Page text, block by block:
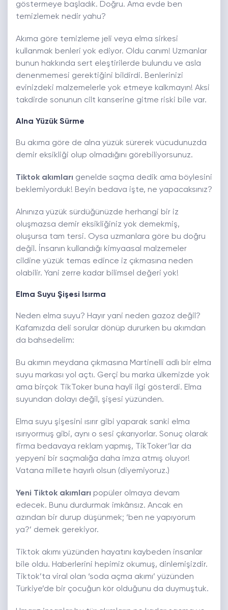
göstermeye başladık. Doğru. Ama evde ben
temizlemek nedir yahu?
Akıma göre temizleme jeli veya elma sirkesi
kullanmak benleri yok ediyor. Oldu canım! Uzmanlar
bunun hakkında sert eleştirilerde bulundu ve asla
denenmemesi gerektiğini bildirdi. Benlerinizi
evinizdeki malzemelerle yok etmeye kalkmayın! Aksi
takdirde sonunun cilt kanserine gitme riski bile var.
Alna Yüzük Sürme
Bu akıma göre de alna yüzük sürerek vücudunuzda
demir eksikliği olup olmadığını görebiliyorsunuz.
Tiktok akımları genelde saçma dedik ama böylesini
beklemiyorduk! Beyin bedava işte, ne yapacaksınız?
Alnınıza yüzük sürdüğünüzde herhangi bir iz
oluşmazsa demir eksikliğiniz yok demekmiş,
oluşursa tam tersi. Oysa uzmanlara göre bu doğru
değil. İnsanın kullandığı kimyaasal malzemeler
cildine yüzük temas edince iz çıkmasına neden
olabilir. Yani zerre kadar bilimsel değeri yok!
Elma Suyu Şişesi Isırma
Neden elma suyu? Hayır yani neden gazoz değil?
Kafamızda deli sorular dönüp dururken bu akımdan
da bahsedelim:
Bu akımın meydana çıkmasına Martinelli adlı bir elma
suyu markası yol açtı. Gerçi bu marka ülkemizde yok
ama birçok TikToker buna hayli ilgi gösterdi. Elma
suyundan dolayı değil, şişesi yüzünden.
Elma suyu şişesini ısırır gibi yaparak sanki elma
ısırıyormuş gibi, aynı o sesi çıkarıyorlar. Sonuç olarak
firma bedavaya reklam yapmış, TikToker’lar da
yepyeni bir saçmalığa daha imza atmış oluyor!
Vatana millete hayırlı olsun (diyemiyoruz.)
Yeni Tiktok akımları popüler olmaya devam
edecek. Bunu durdurmak imkânsız. Ancak en
azından bir durup düşünmek; ‘ben ne yapıyorum
ya?’ demek gerekiyor.
Tiktok akımı yüzünden hayatını kaybeden insanlar
bile oldu. Haberlerini hepimiz okumuş, dinlemişizdir.
Tiktok’ta viral olan ‘soda açma akımı’ yüzünden
Türkiye’de bir çocuğun kör olduğunu da duymuştuk.